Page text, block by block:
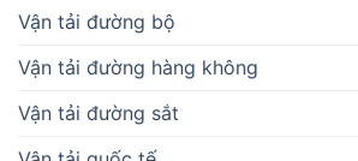
Vận tải đường bộ
Vận tải đường hàng không
Vận tải đường sắt